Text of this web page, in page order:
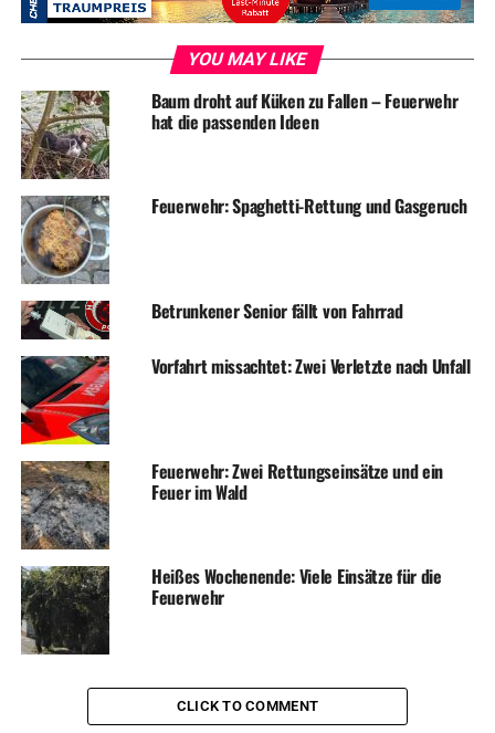
RELATED TOPICS: BLAULICHT KRIMINALITÄT NEWS
Feuerwehr musste eingeklemmtes Kind befreien
DON'T MISS
Harley-Fahrer bei Unfall leicht verletzt
YOU MAY LIKE
Baum droht auf Küken zu Fallen – Feuerwehr
hat die passenden Ideen
Feuerwehr: Spaghetti-Rettung und Gasgeruch
Betrunkener Senior fällt von Fahrrad
Vorfahrt missachtet: Zwei Verletzte nach Unfall
Feuerwehr: Zwei Rettungseinsätze und ein
Feuer im Wald
Heißes Wochenende: Viele Einsätze für die
Feuerwehr
CLICK TO COMMENT